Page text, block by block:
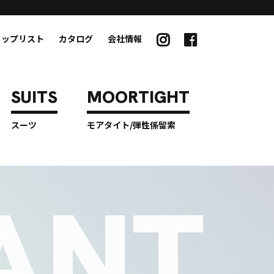
スーツ モアタイト/弾性係留索
プリスト カタログ 会社情報